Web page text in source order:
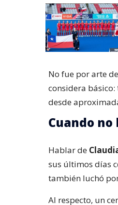
No fue por arte
considera básico:
desde
Cuando no
Hablar de
sus últimos días
también luchó
Al respecto, un